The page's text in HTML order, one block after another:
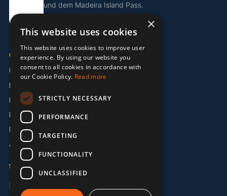
und dem Madeira Island Pass.
Island Pass entdecken
UNTERNEHMEN
Über uns
Partner
Kontakt
Impressum
Datenschutzerklärung
AGB
SPRACHE
×
This website uses cookies
This website uses cookies to improve user
experience. By using our website you
consent to all cookies in accordance with
our Cookie Policy. Read more
STRICTLY NECESSARY
PERFORMANCE
TARGETING
FUNCTIONALITY
UNCLASSIFIED